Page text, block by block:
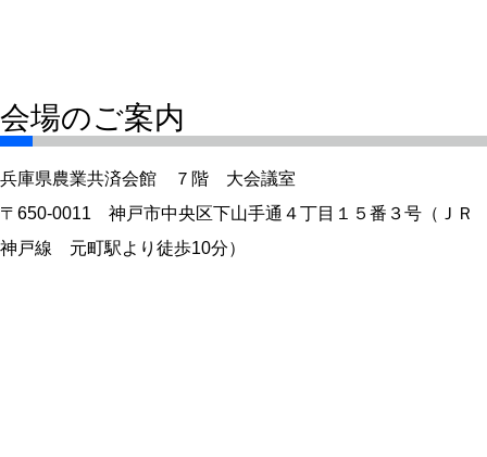
会場のご案内
兵庫県農業共済会館 ７階 大会議室
〒650-0011 神戸市中央区下山手通４丁目１５番３号（ＪＲ
神戸線 元町駅より徒歩10分）